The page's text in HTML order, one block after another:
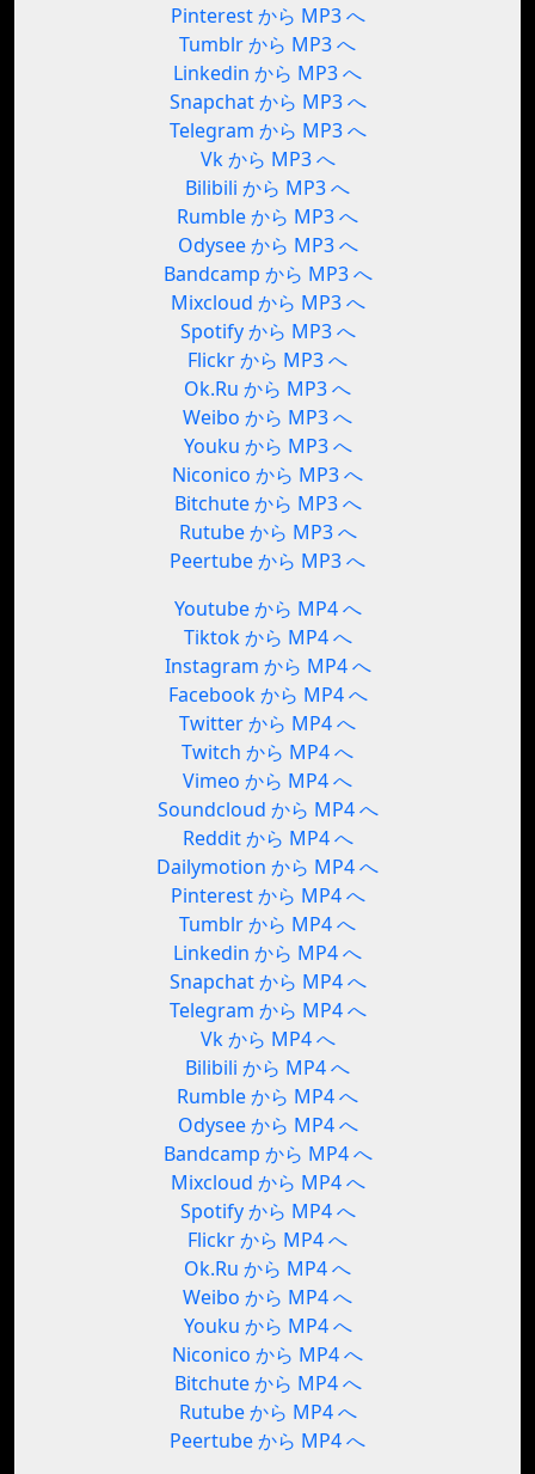
Pinterest から MP3 へ
Tumblr から MP3 へ
Linkedin から MP3 へ
Snapchat から MP3 へ
Telegram から MP3 へ
Vk から MP3 へ
Bilibili から MP3 へ
Rumble から MP3 へ
Odysee から MP3 へ
Bandcamp から MP3 へ
Mixcloud から MP3 へ
Spotify から MP3 へ
Flickr から MP3 へ
Ok.Ru から MP3 へ
Weibo から MP3 へ
Youku から MP3 へ
Niconico から MP3 へ
Bitchute から MP3 へ
Rutube から MP3 へ
Peertube から MP3 へ
Youtube から MP4 へ
Tiktok から MP4 へ
Instagram から MP4 へ
Facebook から MP4 へ
Twitter から MP4 へ
Twitch から MP4 へ
Vimeo から MP4 へ
Soundcloud から MP4 へ
Reddit から MP4 へ
Dailymotion から MP4 へ
Pinterest から MP4 へ
Tumblr から MP4 へ
Linkedin から MP4 へ
Snapchat から MP4 へ
Telegram から MP4 へ
Vk から MP4 へ
Bilibili から MP4 へ
Rumble から MP4 へ
Odysee から MP4 へ
Bandcamp から MP4 へ
Mixcloud から MP4 へ
Spotify から MP4 へ
Flickr から MP4 へ
Ok.Ru から MP4 へ
Weibo から MP4 へ
Youku から MP4 へ
Niconico から MP4 へ
Bitchute から MP4 へ
Rutube から MP4 へ
Peertube から MP4 へ